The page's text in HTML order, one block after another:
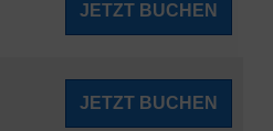
JETZT BUCHEN
JETZT BUCHEN